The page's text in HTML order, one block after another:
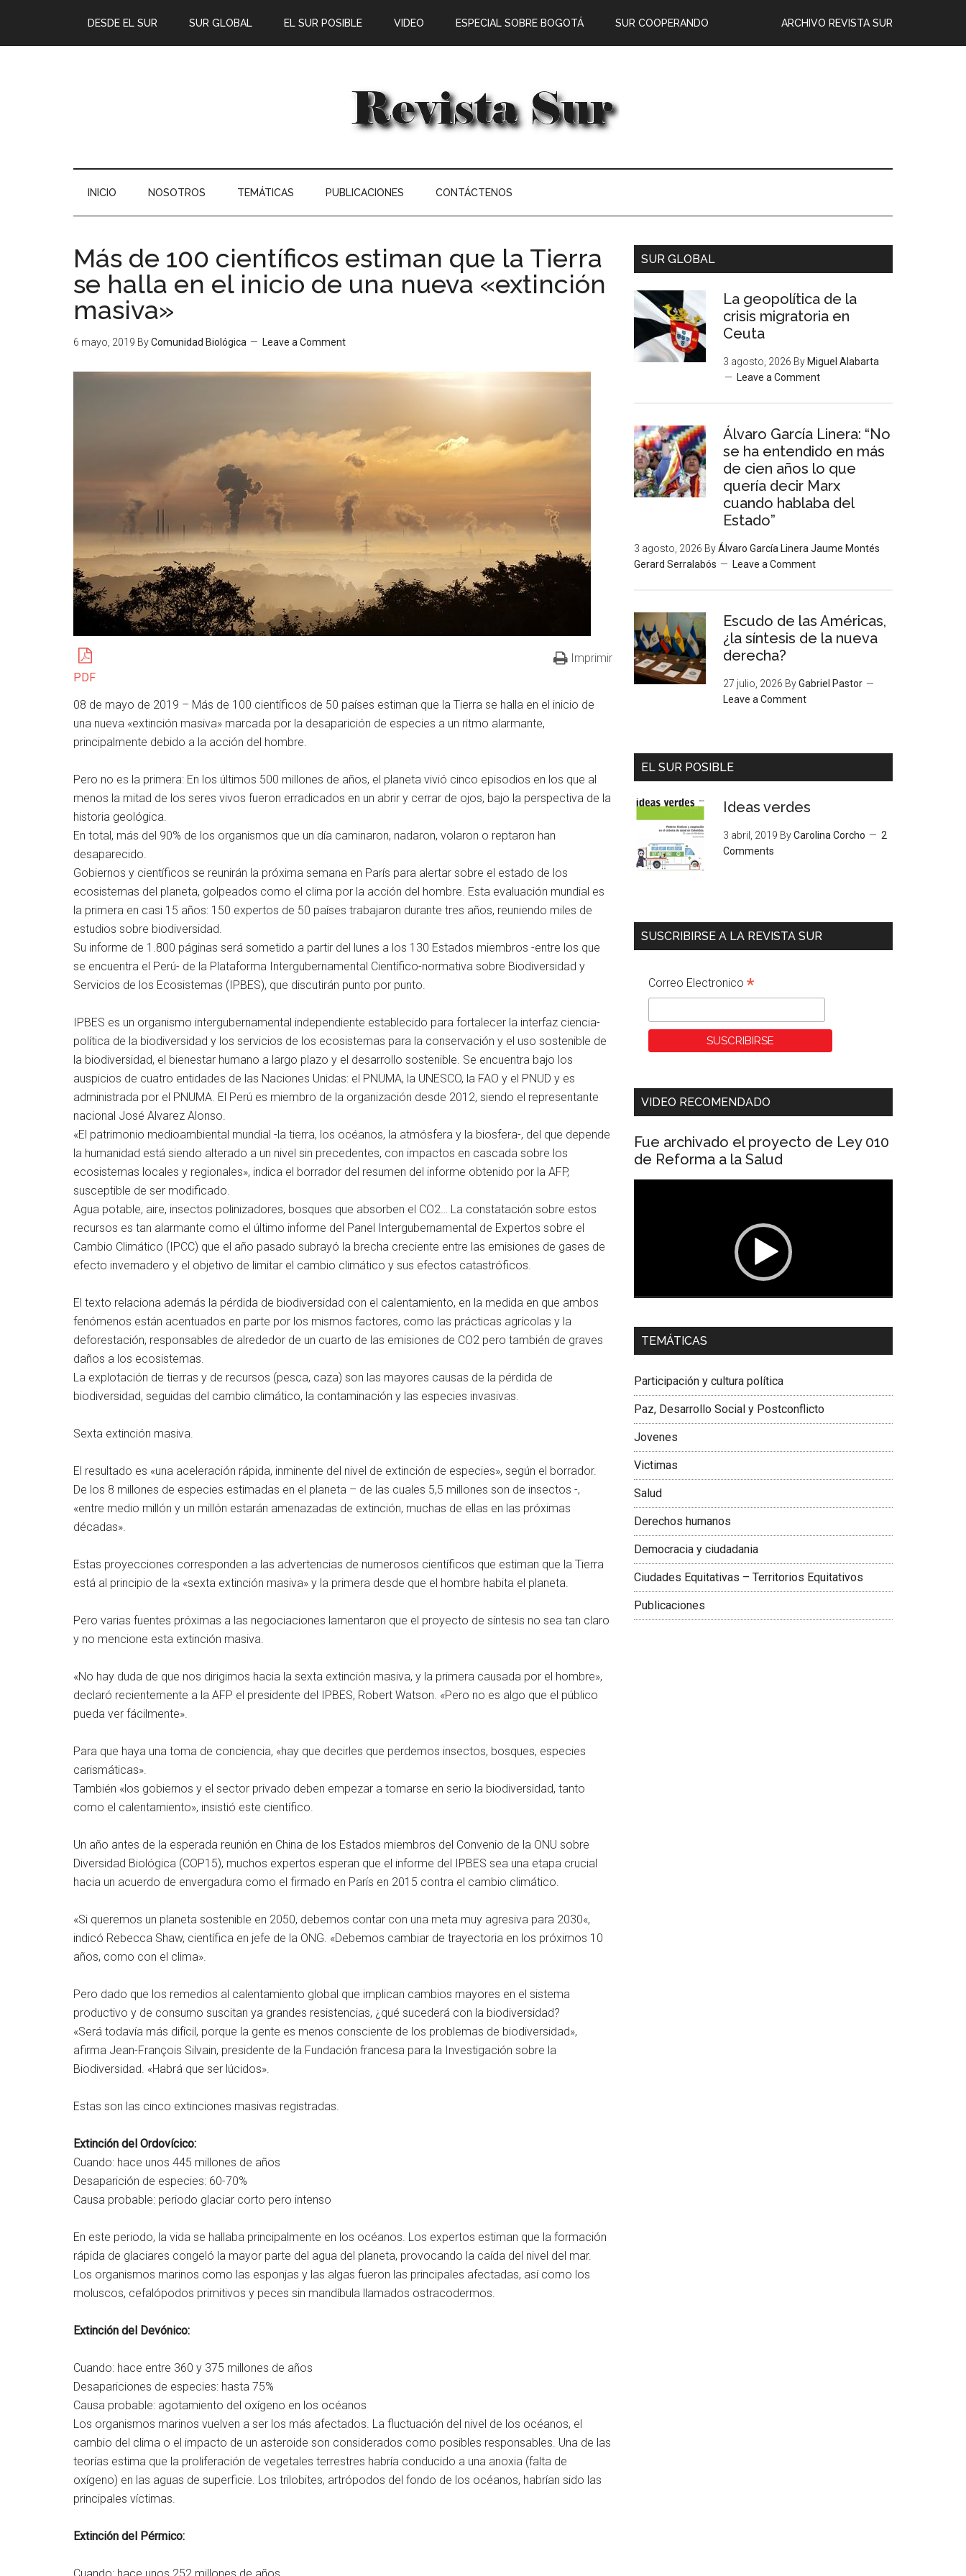
DESDE EL SUR SUR GLOBAL EL SUR POSIBLE ARCHIVO REVISTA SUR
VIDEO ESPECIAL SOBRE BOGOTÁ SUR COOPERANDO
INICIO NOSOTROS TEMÁTICAS PUBLICACIONES CONTÁCTENOS
Más de 100 científicos estiman que la Tierra
se halla en el inicio de una nueva «extinción
masiva»
6 mayo, 2019 ByComunidad Biológica Leave a Comment
PDF
Imprimir
08 de mayo de 2019 – Más de 100 científicos de 50 países estiman que la Tierra se halla en el inicio de
una nueva «extinción masiva» marcada por la desaparición de especies a un ritmo alarmante,
principalmente debido a la acción del hombre.
Pero no es la primera: En los últimos 500 millones de años, el planeta vivió cinco episodios en los que al
menos la mitad de los seres vivos fueron erradicados en un abrir y cerrar de ojos, bajo la perspectiva de la
historia geológica.
En total, más del 90% de los organismos que un día caminaron, nadaron, volaron o reptaron han
desaparecido.
Gobiernos y científicos se reunirán la próxima semana en París para alertar sobre el estado de los
ecosistemas del planeta, golpeados como el clima por la acción del hombre. Esta evaluación mundial es
la primera en casi 15 años: 150 expertos de 50 países trabajaron durante tres años, reuniendo miles de
estudios sobre biodiversidad.
Su informe de 1.800 páginas será sometido a partir del lunes a los 130 Estados miembros -entre los que
se encuentra el Perú- de la Plataforma Intergubernamental Científico-normativa sobre Biodiversidad y
Servicios de los Ecosistemas (IPBES), que discutirán punto por punto.
IPBES es un organismo intergubernamental independiente establecido para fortalecer la interfaz ciencia-
política de la biodiversidad y los servicios de los ecosistemas para la conservación y el uso sostenible de
la biodiversidad, el bienestar humano a largo plazo y el desarrollo sostenible. Se encuentra bajo los
auspicios de cuatro entidades de las Naciones Unidas: el PNUMA, la UNESCO, la FAO y el PNUD y es
administrada por el PNUMA. El Perú es miembro de la organización desde 2012, siendo el representante
nacional José Alvarez Alonso.
«El patrimonio medioambiental mundial -la tierra, los océanos, la atmósfera y la biosfera-, del que depende
la humanidad está siendo alterado a un nivel sin precedentes, con impactos en cascada sobre los
ecosistemas locales y regionales», indica el borrador del resumen del informe obtenido por la AFP,
susceptible de ser modificado.
Agua potable, aire, insectos polinizadores, bosques que absorben el CO2… La constatación sobre estos
recursos es tan alarmante como el último informe del Panel Intergubernamental de Expertos sobre el
Cambio Climático (IPCC) que el año pasado subrayó la brecha creciente entre las emisiones de gases de
efecto invernadero y el objetivo de limitar el cambio climático y sus efectos catastróficos.
El texto relaciona además la pérdida de biodiversidad con el calentamiento, en la medida en que ambos
fenómenos están acentuados en parte por los mismos factores, como las prácticas agrícolas y la
deforestación, responsables de alrededor de un cuarto de las emisiones de CO2 pero también de graves
daños a los ecosistemas.
La explotación de tierras y de recursos (pesca, caza) son las mayores causas de la pérdida de
biodiversidad, seguidas del cambio climático, la contaminación y las especies invasivas.
Sexta extinción masiva.
El resultado es «una aceleración rápida, inminente del nivel de extinción de especies», según el borrador.
De los 8 millones de especies estimadas en el planeta – de las cuales 5,5 millones son de insectos -,
«entre medio millón y un millón estarán amenazadas de extinción, muchas de ellas en las próximas
décadas».
Estas proyecciones corresponden a las advertencias de numerosos científicos que estiman que la Tierra
está al principio de la «sexta extinción masiva» y la primera desde que el hombre habita el planeta.
Pero varias fuentes próximas a las negociaciones lamentaron que el proyecto de síntesis no sea tan claro
y no mencione esta extinción masiva.
«No hay duda de que nos dirigimos hacia la sexta extinción masiva, y la primera causada por el hombre»,
declaró recientemente a la AFP el presidente del IPBES, Robert Watson. «Pero no es algo que el público
pueda ver fácilmente».
Para que haya una toma de conciencia, «hay que decirles que perdemos insectos, bosques, especies
carismáticas».
También «los gobiernos y el sector privado deben empezar a tomarse en serio la biodiversidad, tanto
como el calentamiento», insistió este científico.
Un año antes de la esperada reunión en China de los Estados miembros del Convenio de la ONU sobre
Diversidad Biológica (COP15), muchos expertos esperan que el informe del IPBES sea una etapa crucial
hacia un acuerdo de envergadura como el firmado en París en 2015 contra el cambio climático.
«Si queremos un planeta sostenible en 2050, debemos contar con una meta muy agresiva para 2030«,
indicó Rebecca Shaw, científica en jefe de la ONG. «Debemos cambiar de trayectoria en los próximos 10
años, como con el clima».
Pero dado que los remedios al calentamiento global que implican cambios mayores en el sistema
productivo y de consumo suscitan ya grandes resistencias, ¿qué sucederá con la biodiversidad?
«Será todavía más difícil, porque la gente es menos consciente de los problemas de biodiversidad»,
afirma Jean-François Silvain, presidente de la Fundación francesa para la Investigación sobre la
Biodiversidad. «Habrá que ser lúcidos».
Estas son las cinco extinciones masivas registradas.
Extinción del Ordovícico:
Cuando: hace unos 445 millones de años
Desaparición de especies: 60-70%
Causa probable: periodo glaciar corto pero intenso
En este periodo, la vida se hallaba principalmente en los océanos. Los expertos estiman que la formación
rápida de glaciares congeló la mayor parte del agua del planeta, provocando la caída del nivel del mar.
Los organismos marinos como las esponjas y las algas fueron las principales afectadas, así como los
moluscos, cefalópodos primitivos y peces sin mandíbula llamados ostracodermos.
Extinción del Devónico:
Cuando: hace entre 360 y 375 millones de años
Desapariciones de especies: hasta 75%
Causa probable: agotamiento del oxígeno en los océanos
Los organismos marinos vuelven a ser los más afectados. La fluctuación del nivel de los océanos, el
cambio del clima o el impacto de un asteroide son considerados como posibles responsables. Una de las
teorías estima que la proliferación de vegetales terrestres habría conducido a una anoxia (falta de
oxígeno) en las aguas de superficie. Los trilobites, artrópodos del fondo de los océanos, habrían sido las
principales víctimas.
Extinción del Pérmico:
SUR GLOBAL
La geopolítica de la
crisis migratoria en
Ceuta
3 agosto, 2026 By Miguel Alabarta
Leave a Comment
Álvaro García Linera: “No
se ha entendido en más
de cien años lo que
quería decir Marx
cuando hablaba del
Estado”
3 agosto, 2026 ByÁlvaro García Linera Jaume Montés
Gerard Serralabós
Leave a Comment
Escudo de las Américas,
¿la síntesis de la nueva
derecha?
27 julio, 2026 ByGabriel Pastor
Leave a Comment
EL SUR POSIBLE
Ideas verdes
3 abril, 2019 ByCarolina Corcho
2
Comments
SUSCRIBIRSE A LA REVISTA SUR
Correo Electronico *
VIDEO RECOMENDADO
Fue archivado el proyecto de Ley 010
de Reforma a la Salud
Dra. Carolina Corcho Mejía,
Latinoamericana Sur, Vicepresidenta Federación
TEMÁTICAS
Participación y cultura política
Paz, Desarrollo Social y Postconflicto
Jovenes
Victimas
Salud
Derechos humanos
Democracia y ciudadania
Ciudades Equitativas – Territorios Equitativos
Publicaciones